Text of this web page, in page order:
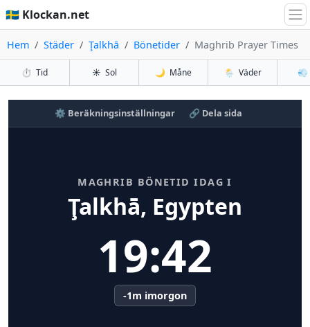
🇸🇪 Klockan.net
Hem Städer Ţalkhā Bönetider Maghrib Prayer Times
⏱️ Tid ☀️ Sol 🌙 Måne 🌦️ Väder 💨
⚙️ Beräkningsinställningar 🔗 Dela sida
MAGHRIB BÖNETID IDAG I
Ţalkhā, Egypten
19:42
-1m imorgon